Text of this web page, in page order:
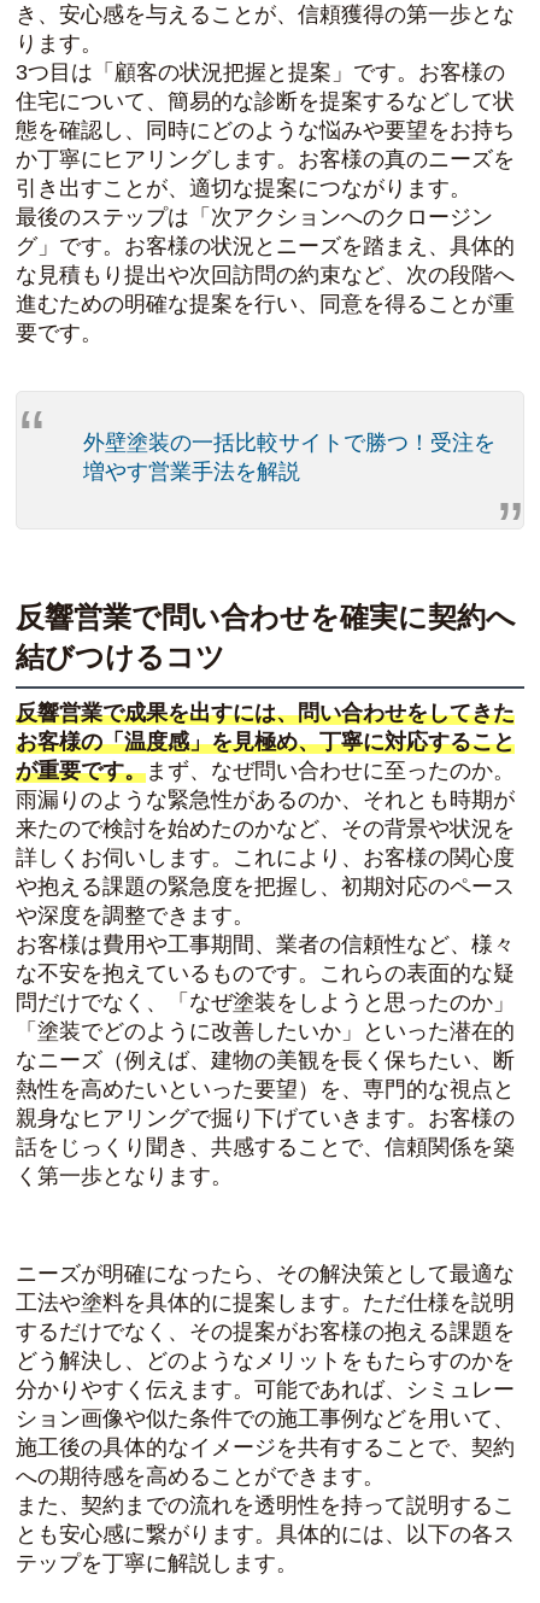
き、安心感を与えることが、信頼獲得の第一歩とな
ります。
3つ目は「顧客の状況把握と提案」です。お客様の
住宅について、簡易的な診断を提案するなどして状
態を確認し、同時にどのような悩みや要望をお持ち
か丁寧にヒアリングします。お客様の真のニーズを
引き出すことが、適切な提案につながります。
最後のステップは「次アクションへのクロージン
グ」です。お客様の状況とニーズを踏まえ、具体的
な見積もり提出や次回訪問の約束など、次の段階へ
進むための明確な提案を行い、同意を得ることが重
要です。
外壁塗装の一括比較サイトで勝つ！受注を
増やす営業手法を解説
反響営業で問い合わせを確実に契約へ
結びつけるコツ
反響営業で成果を出すには、問い合わせをしてきた
お客様の「温度感」を見極め、丁寧に対応すること
が重要です。まず、なぜ問い合わせに至ったのか。
雨漏りのような緊急性があるのか、それとも時期が
来たので検討を始めたのかなど、その背景や状況を
詳しくお伺いします。これにより、お客様の関心度
や抱える課題の緊急度を把握し、初期対応のペース
や深度を調整できます。
お客様は費用や工事期間、業者の信頼性など、様々
な不安を抱えているものです。これらの表面的な疑
問だけでなく、「なぜ塗装をしようと思ったのか」
「塗装でどのように改善したいか」といった潜在的
なニーズ（例えば、建物の美観を長く保ちたい、断
熱性を高めたいといった要望）を、専門的な視点と
親身なヒアリングで掘り下げていきます。お客様の
話をじっくり聞き、共感することで、信頼関係を築
く第一歩となります。
ニーズが明確になったら、その解決策として最適な
工法や塗料を具体的に提案します。ただ仕様を説明
するだけでなく、その提案がお客様の抱える課題を
どう解決し、どのようなメリットをもたらすのかを
分かりやすく伝えます。可能であれば、シミュレー
ション画像や似た条件での施工事例などを用いて、
施工後の具体的なイメージを共有することで、契約
への期待感を高めることができます。
また、契約までの流れを透明性を持って説明するこ
とも安心感に繋がります。具体的には、以下の各ス
テップを丁寧に解説します。